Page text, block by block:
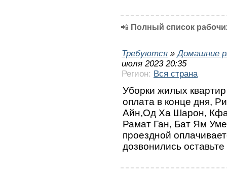
📲 Полный список
Требуются »Домашние
июля 2023 20:35
Регион: Вся страна
Уборки жилых
оплата в конце дня,
Айн,Од Ха Шарон,
Рамат Ган, Бат Ям
проездной
дозвонились